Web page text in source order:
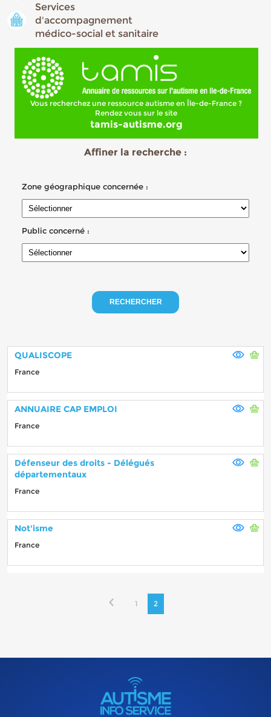
Services
d'accompagnement
médico-social et sanitaire
Vous recherchez une ressource autisme en Île-de-France ?
Rendez vous sur le site
tamis-autisme.org
Affiner la recherche :
Zone géographique concernée :
Public concerné :
RECHERCHER
QUALISCOPE
France
ANNUAIRE CAP EMPLOI
France
Défenseur des droits - Délégués
départementaux
France
Not'isme
France
1 2